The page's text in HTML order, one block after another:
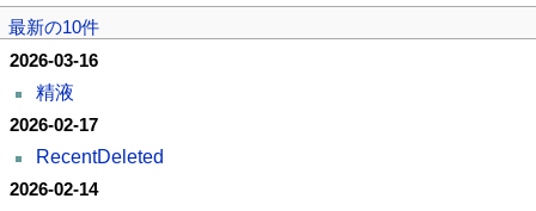
最新の10件
2026-03-16
精液
2026-02-17
RecentDeleted
2026-02-14